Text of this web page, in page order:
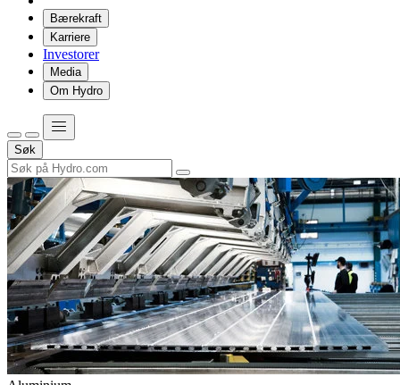
Bærekraft
Karriere
Investorer
Media
Om Hydro
Søk